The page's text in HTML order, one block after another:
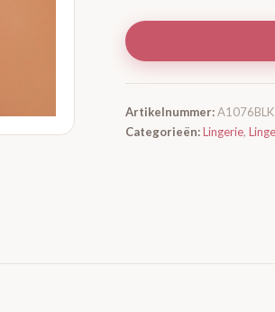
Artikelnummer:
Categorieën:Lingerie,